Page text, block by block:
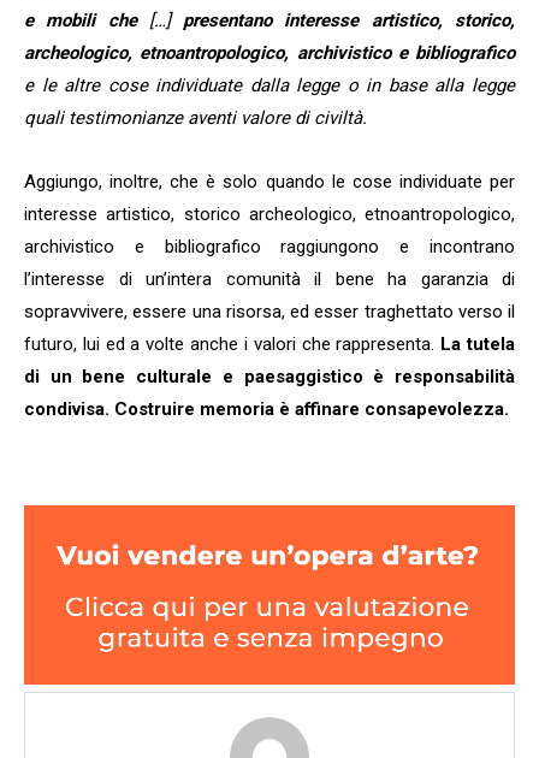
e mobili che[…] presentano interesse artistico, storico,
archeologico, etnoantropologico, archivistico e bibliografico
e le altre cose individuate dalla legge o in base alla legge
quali testimonianze aventi valore di civiltà.
Aggiungo, inoltre, che è solo quando le cose individuate per
interesse artistico, storico archeologico, etnoantropologico,
archivistico e bibliografico raggiungono e incontrano
l’interesse di un’intera comunità il bene ha garanzia di
sopravvivere, essere una risorsa, ed esser traghettato verso il
futuro, lui ed a volte anche i valori che rappresenta. La tutela
di un bene culturale e paesaggistico è responsabilità
condivisa. Costruire memoria è affinare consapevolezza.